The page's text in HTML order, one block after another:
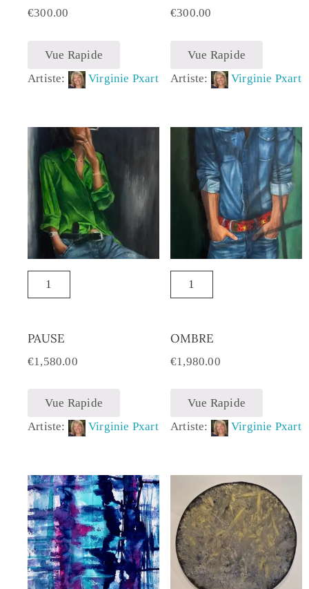
€300.00
Vue Rapide
Artiste:
Virginie Pxart
€300.00
Vue Rapide
Artiste:
Virginie Pxart
PAUSE
€1,580.00
Vue Rapide
Artiste:
Virginie Pxart
OMBRE
€1,980.00
Vue Rapide
Artiste:
Virginie Pxart